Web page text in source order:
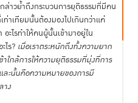
าวย้ำถึงกระบวนการยุติธรรมที่มีคน
าเทียมนั้นต้องมองไปเกินกว่าแค่
ะไรทำให้คนผู้นั้นเข้ามาอยู่ใน
ไร? เมื่อเราตระหนักถึงทั้งความยาก
ใกล้การให้ความยุติธรรมที่มุ่งที่การ
ะนั้นคือความหมายของการมี
าง